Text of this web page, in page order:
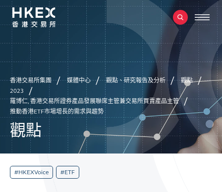
香港交易所集團 媒體中心 觀點、研究報告及分析
觀點
2023
羅博仁, 香港交易所證券產品發展聯席主管兼交易所買賣產品主管
推動香港ETF市場增長的需求與趨勢
觀點
#HKEXVoice #ETF